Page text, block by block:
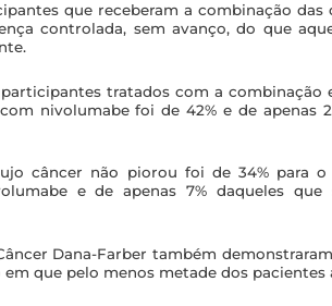
que receberam a combinação das
controlada, sem avanço, do que
tratados com a combinação
nivolumabe foi de 42% e de apenas
câncer não piorou foi de 34% para
e de apenas 7% daqueles
Dana-Farber também
que pelo menos metade dos pacientes